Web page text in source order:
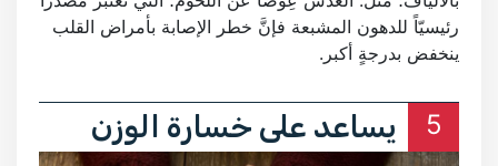
رئيسيّاً للدهون المشبعة فإنَّ خطر الإصابة بأمراض القلب
ينخفض بدرجةٍ أكبر.
5 يساعد على خسارة الوزن